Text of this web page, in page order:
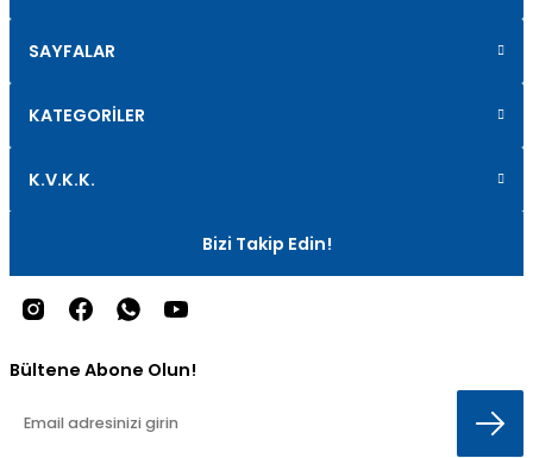
SAYFALAR
KATEGORİLER
K.V.K.K.
Bizi Takip Edin!
Bültene Abone Olun!